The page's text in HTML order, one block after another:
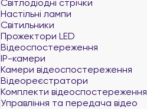
Світлодіодні стрічки
Настільні лампи
Світильники
Прожектори LED
Відеоспостереження
IP-камери
Камери відеоспостереження
Відеореєстратори
Комплекти відеоспостереження
Управління та передача відео